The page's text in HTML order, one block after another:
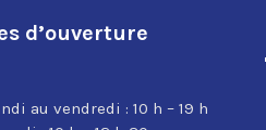
d’ouverture
au vendredi : 10 h – 19 h